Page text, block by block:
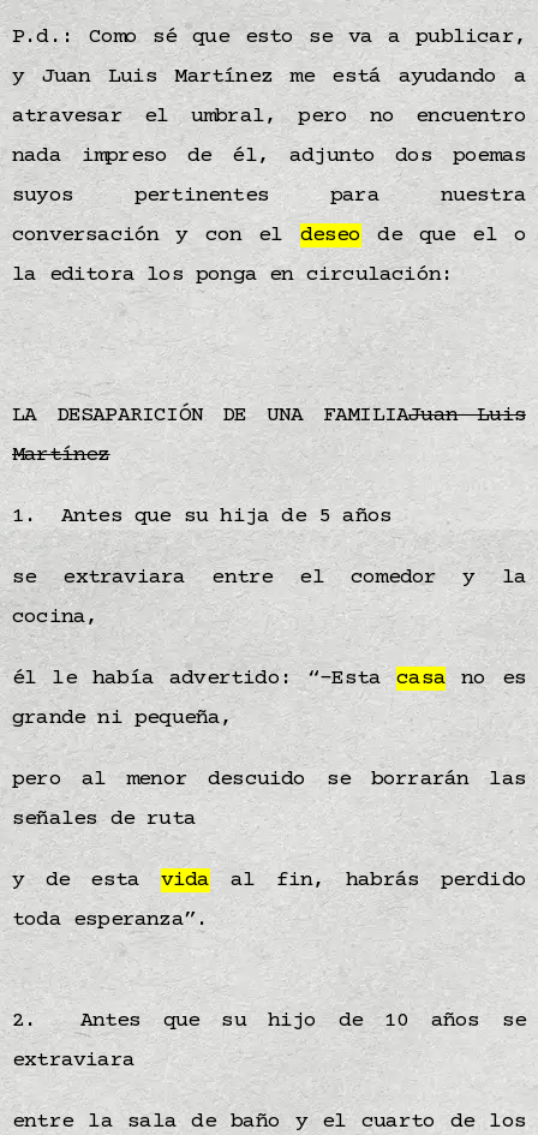
P.d.: Como sé que esto se va a publicar,
y Juan Luis Martínez me está ayudando a
atravesar el umbral, pero no encuentro
nada impreso de él, adjunto dos poemas
suyos pertinentes para nuestra
conversación y con el deseo de que el o
la editora los ponga en circulación:
LA DESAPARICIÓN DE UNA FAMILIAJuan Luis
Martínez
1. Antes que su hija de 5 años
se extraviara entre el comedor y la
cocina,
él le había advertido: “-Estacasano es
grande ni pequeña,
pero al menor descuido se borrarán las
señales de ruta
y de estavidaal fin, habrás perdido
toda esperanza”.
2. Antes que su hijo de 10 años se
extraviara
entre la sala de baño y el cuarto de los